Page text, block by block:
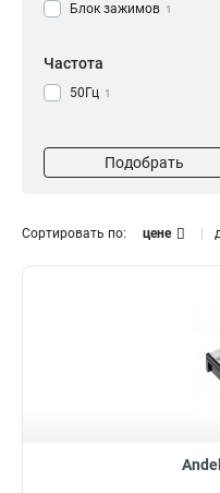
Блок зажимов 1
Частота
50Гц 1
Номинальный ток
200A 1
Подобрать
Сортировать по: цене